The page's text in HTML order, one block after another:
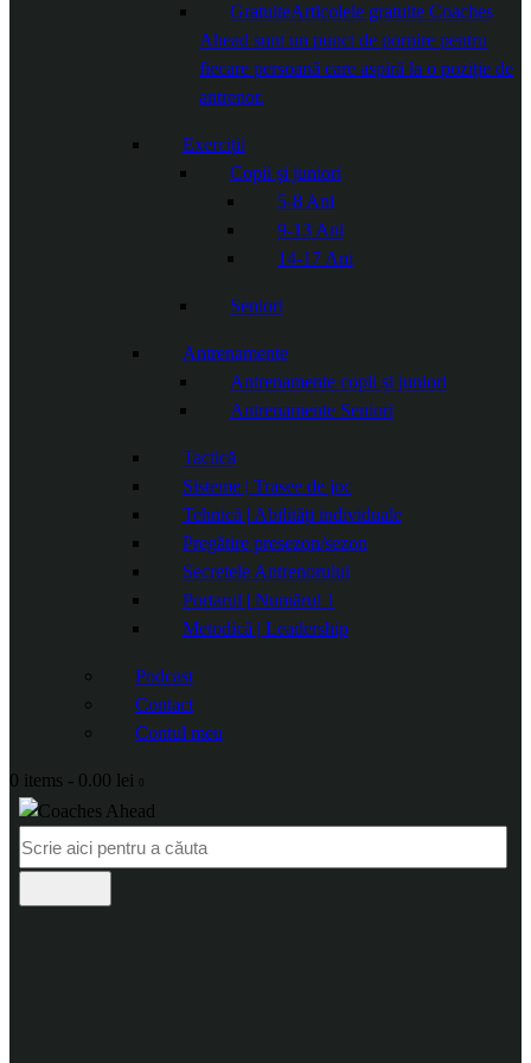
GratuiteArticolele gratuite Coaches
Ahead sunt un punct de pornire pentru
fiecare persoană care aspiră la o poziție de
antrenor.
Exerciții
Copii și juniori
5-8 Ani
9-13 Ani
14-17 Ani
Seniori
Antrenamente
Antrenamente copii și juniori
Antrenamente Seniori
Tactică
Sisteme | Trasee de joc
Tehnică | Abilități individuale
Pregătire presezon/sezon
Secretele Antrenorului
Portarul | Numărul 1
Metodică | Leadership
Podcast
Contact
Contul meu
0 items - 0.00 lei